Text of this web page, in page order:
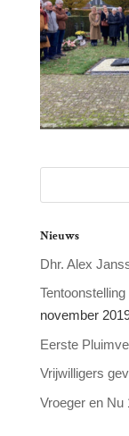
Nieuws
Dhr. Alex
november
Eerste
Vrijwilligers
Vroeger en Nu